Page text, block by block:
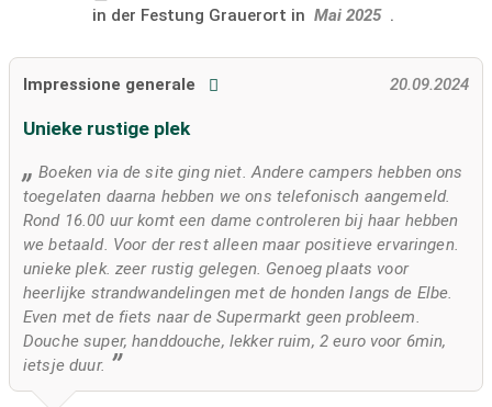
in der Festung Grauerort in Mai 2025 .
Impressione generale 20.09.2024
Unieke rustige plek
Boeken via de site ging niet. Andere campers hebben ons
toegelaten daarna hebben we ons telefonisch aangemeld.
Rond 16.00 uur komt een dame controleren bij haar hebben
we betaald. Voor der rest alleen maar positieve ervaringen.
unieke plek. zeer rustig gelegen. Genoeg plaats voor
heerlijke strandwandelingen met de honden langs de Elbe.
Even met de fiets naar de Supermarkt geen probleem.
Douche super, handdouche, lekker ruim, 2 euro voor 6min,
ietsje duur.